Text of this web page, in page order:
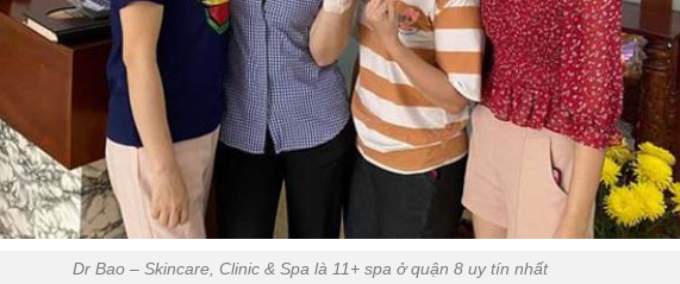
Dr Bao – Skincare, Clinic & Spa là 11+ spa ở quận 8 uy tín nhất